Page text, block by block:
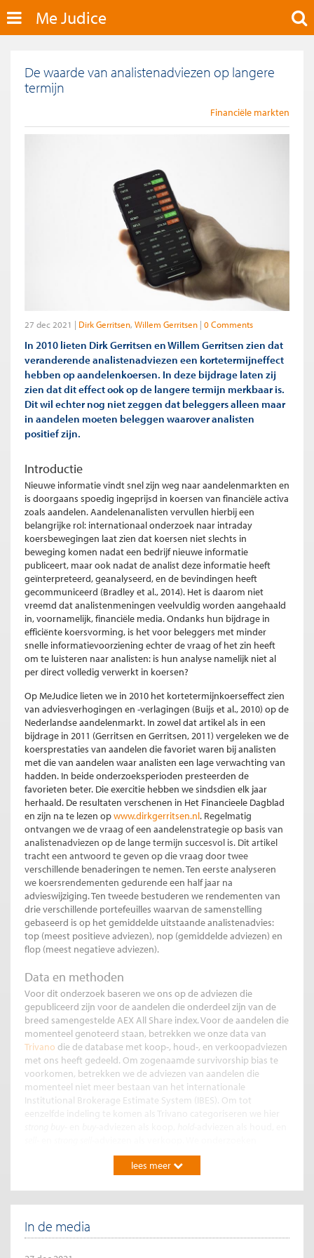
Me Judice
De waarde van analistenadviezen op langere
termijn
Financiële markten
27 dec 2021 Dirk Gerritsen Willem Gerritsen 0 Comments
In 2010 lieten Dirk Gerritsen en Willem Gerritsen zien dat
veranderende analistenadviezen een kortetermijneffect
hebben op aandelenkoersen. In deze bijdrage laten zij
zien dat dit effect ook op de langere termijn merkbaar is.
Dit wil echter nog niet zeggen dat beleggers alleen maar
in aandelen moeten beleggen waarover analisten
positief zijn.
Introductie
Nieuwe informatie vindt snel zijn weg naar aandelenmarkten en
is doorgaans spoedig ingeprijsd in koersen van financiële activa
zoals aandelen. Aandelenanalisten vervullen hierbij een
belangrijke rol: internationaal onderzoek naar intraday
koersbewegingen laat zien dat koersen niet slechts in
beweging komen nadat een bedrijf nieuwe informatie
publiceert, maar ook nadat de analist deze informatie heeft
geïnterpreteerd, geanalyseerd, en de bevindingen heeft
gecommuniceerd (Bradley et al., 2014). Het is daarom niet
vreemd dat analistenmeningen veelvuldig worden aangehaald
in, voornamelijk, financiële media. Ondanks hun bijdrage in
efficiënte koersvorming, is het voor beleggers met minder
snelle informatievoorziening echter de vraag of het zin heeft
om te luisteren naar analisten: is hun analyse namelijk niet al
per direct volledig verwerkt in koersen?
Op MeJudice lieten we in 2010 het kortetermijnkoerseffect zien
van adviesverhogingen en -verlagingen (Buijs et al., 2010) op de
Nederlandse aandelenmarkt. In zowel dat artikel als in een
bijdrage in 2011 (Gerritsen en Gerritsen, 2011) vergeleken we de
koersprestaties van aandelen die favoriet waren bij analisten
met die van aandelen waar analisten een lage verwachting van
hadden. In beide onderzoeksperioden presteerden de
favorieten beter. Die exercitie hebben we sindsdien elk jaar
herhaald. De resultaten verschenen in Het Financieele Dagblad
en zijn na te lezen opwww.dirkgerritsen.nl. Regelmatig
ontvangen we de vraag of een aandelenstrategie op basis van
analistenadviezen op de lange termijn succesvol is. Dit artikel
tracht een antwoord te geven op die vraag door twee
verschillende benaderingen te nemen. Ten eerste analyseren
we koersrendementen gedurende een half jaar na
advieswijziging. Ten tweede bestuderen we rendementen van
drie verschillende portefeuilles waarvan de samenstelling
gebaseerd is op het gemiddelde uitstaande analistenadvies:
top (meest positieve adviezen), nop (gemiddelde adviezen) en
flop (meest negatieve adviezen).
Data en methoden
Voor dit onderzoek baseren we ons op de adviezen die
gepubliceerd zijn voor de aandelen die onderdeel zijn van de
breed samengestelde AEX All Share index. Voor de aandelen die
momenteel genoteerd staan, betrekken we onze data van
Trivano die de database met koop-, houd-, en verkoopadviezen
met ons heeft gedeeld. Om zogenaamde survivorship bias te
voorkomen, betrekken we de adviezen van aandelen die
momenteel niet meer bestaan van het internationale
Institutional Brokerage Estimate System (IBES). Om tot
eenzelfde indeling te komen als Trivano categoriseren we hier
adviezen afgegeven gedurende de periode 2011-2021 en
betrekken koersdata van Refinitiv Datastream.
onderverdeeld in 2032 verhogingen en
lees meer
In de media